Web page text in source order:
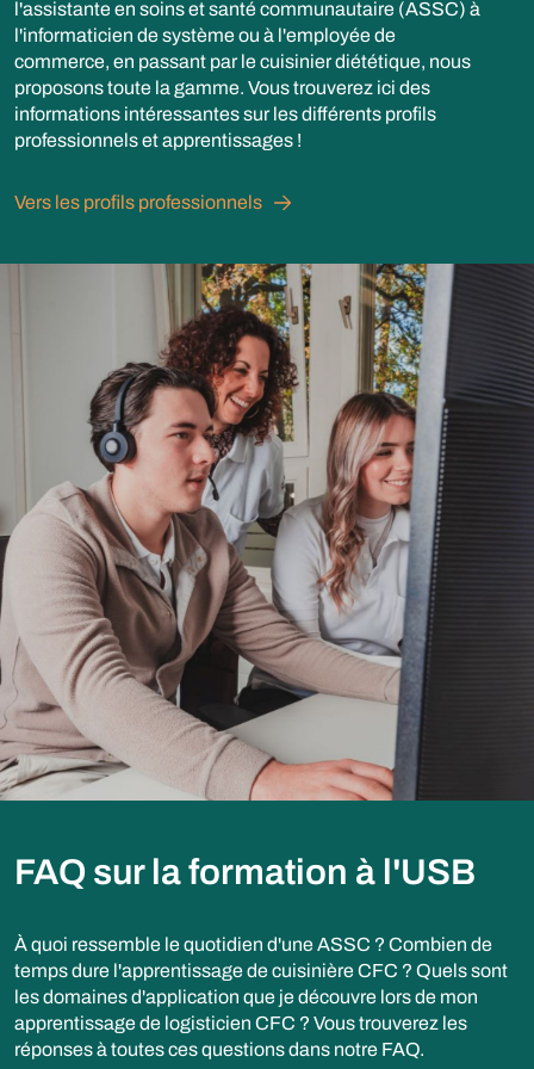
l'assistante en soins et santé communautaire (ASSC) à
l'informaticien de système ou à l'employée de
commerce, en passant par le cuisinier diététique, nous
proposons toute la gamme. Vous trouverez ici des
informations intéressantes sur les différents profils
professionnels et apprentissages !
Vers les profils professionnels
FAQ sur la formation à l'USB
À quoi ressemble le quotidien d'une ASSC ? Combien de
temps dure l'apprentissage de cuisinière CFC ? Quels sont
les domaines d'application que je découvre lors de mon
apprentissage de logisticien CFC ? Vous trouverez les
réponses à toutes ces questions dans notre FAQ.